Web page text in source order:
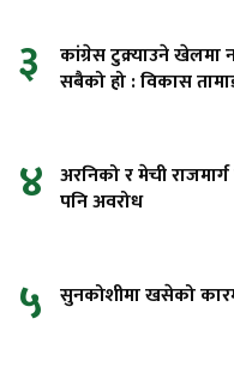
३
कांग्रेस टुक्र्याउने खेलमा
सबैको हो : विकास
४ अरनिको र मेची
पनि अवरोध
५ सुनकोशीमा खसेको